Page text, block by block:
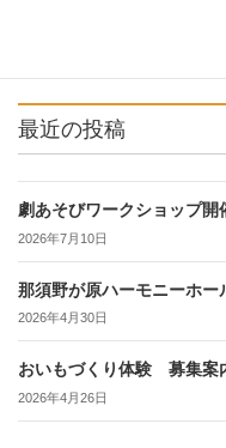
最近の投稿
劇あそびワークショップ開
2026年7月10日
那須野が原ハーモニーホー
2026年4月30日
おいもづくり体験 募集案
2026年4月26日